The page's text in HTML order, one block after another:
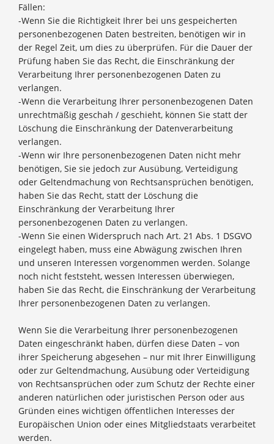
Fällen:
-Wenn Sie die Richtigkeit Ihrer bei uns gespeicherten
personenbezogenen Daten bestreiten, benötigen wir in
der Regel Zeit, um dies zu überprüfen. Für die Dauer der
Prüfung haben Sie das Recht, die Einschränkung der
Verarbeitung Ihrer personenbezogenen Daten zu
verlangen.
-Wenn die Verarbeitung Ihrer personenbezogenen Daten
unrechtmäßig geschah / geschieht, können Sie statt der
Löschung die Einschränkung der Datenverarbeitung
verlangen.
-Wenn wir Ihre personenbezogenen Daten nicht mehr
benötigen, Sie sie jedoch zur Ausübung, Verteidigung
oder Geltendmachung von Rechtsansprüchen benötigen,
haben Sie das Recht, statt der Löschung die
Einschränkung der Verarbeitung Ihrer
personenbezogenen Daten zu verlangen.
-Wenn Sie einen Widerspruch nach Art. 21 Abs. 1 DSGVO
eingelegt haben, muss eine Abwägung zwischen Ihren
und unseren Interessen vorgenommen werden. Solange
noch nicht feststeht, wessen Interessen überwiegen,
haben Sie das Recht, die Einschränkung der Verarbeitung
Ihrer personenbezogenen Daten zu verlangen.
Wenn Sie die Verarbeitung Ihrer personenbezogenen
Daten eingeschränkt haben, dürfen diese Daten – von
ihrer Speicherung abgesehen – nur mit Ihrer Einwilligung
oder zur Geltendmachung, Ausübung oder Verteidigung
von Rechtsansprüchen oder zum Schutz der Rechte einer
anderen natürlichen oder juristischen Person oder aus
Gründen eines wichtigen öffentlichen Interesses der
Europäischen Union oder eines Mitgliedstaats verarbeitet
werden.